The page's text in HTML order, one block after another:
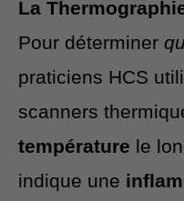
La
Pour déterminer
praticiens HCS
scanners
température le
indique une